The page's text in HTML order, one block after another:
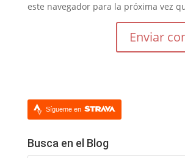
este navegador para la próxima vez
Sígueme en
Busca en el Blog